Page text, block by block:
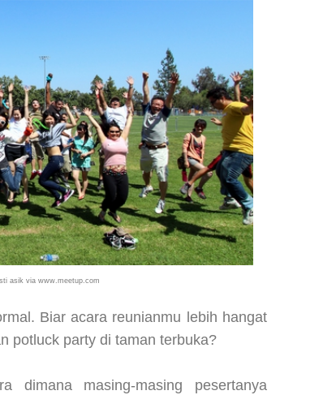
asik via www.meetup.com
Biar acara reunianmu lebih hangat
potluck party di taman terbuka?
dimana masing-masing pesertanya